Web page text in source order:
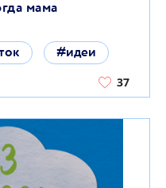
мама
#идеи
37